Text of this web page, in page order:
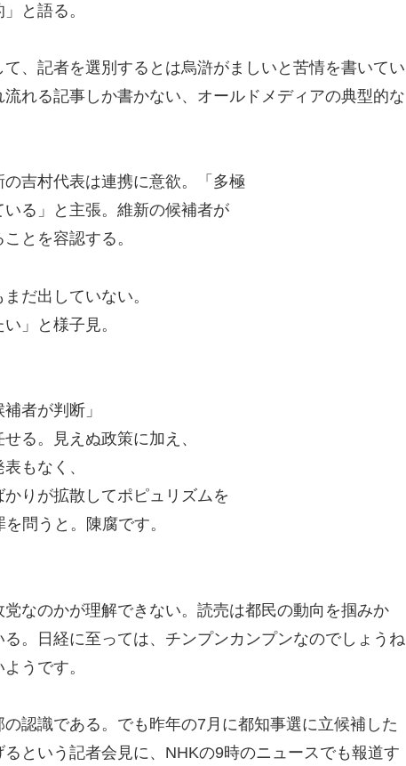
と語る。
、記者を選別するとは烏滸がましいと苦情を書いてい
れる記事しか書かない、オールドメディアの典型的な
吉村代表は連携に意欲。「多極
る」と主張。維新の候補者が
とを容認する。
だ出していない。
」と様子見。
者が判断」
る。見えぬ政策に加え、
もなく、
りが拡散してポピュリズムを
問うと。陳腐です。
なのかが理解できない。読売は都民の動向を掴みか
。日経に至っては、チンプンカンプンなのでしょうね
うです。
認識である。でも昨年の7月に都知事選に立候補した
という記者会見に、NHKの9時のニュースでも報道す